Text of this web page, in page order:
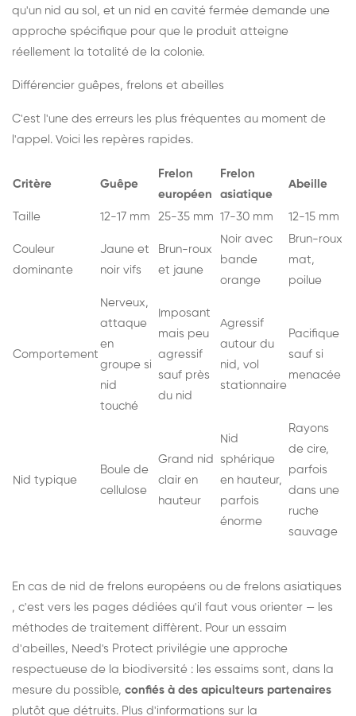
qu'un nid au sol, et un nid en cavité fermée demande une
approche spécifique pour que le produit atteigne
réellement la totalité de la colonie.
Différencier guêpes, frelons et abeilles
C'est l'une des erreurs les plus fréquentes au moment de
l'appel. Voici les repères rapides.
Critère Guêpe
Frelon
européen
Frelon
asiatique
Abeille
Taille 12-17 mm 25-35 mm 17-30 mm 12-15 mm
Couleur
dominante
Jaune et
noir vifs
Brun-roux
et jaune
Noir avec
bande
orange
Brun-roux
mat,
poilue
Comportement
Nerveux,
attaque
en
groupe si
nid
touché
Imposant
mais peu
agressif
sauf près
du nid
Agressif
autour du
nid, vol
stationnaire
Pacifique
sauf si
menacée
Nid typique
Boule de
cellulose
Grand nid
clair en
hauteur
Nid
sphérique
en hauteur,
parfois
énorme
Rayons
de cire,
parfois
dans une
ruche
sauvage
En cas de nid de frelons européens ou de frelons asiatiques
, c'est vers les pages dédiées qu'il faut vous orienter — les
méthodes de traitement diffèrent. Pour un essaim
d'abeilles, Need's Protect privilégie une approche
respectueuse de la biodiversité : les essaims sont, dans la
mesure du possible, confiés à des apiculteurs partenaires
plutôt que détruits. Plus d'informations sur la